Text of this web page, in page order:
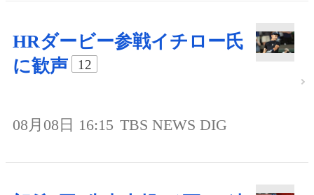
HRダービー参戦イチロー氏
に歓声
12
08月08日 16:15 TBS NEWS DIG